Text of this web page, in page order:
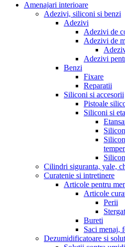
Amenajari interioare
Adezivi, siliconi si benzi
Adezivi
Adezivi de
Adezivi de
Adezivi
Benzi
Fixare
Reparatii
Siliconi si accesorii
Pistoale
Siliconi si
Cilindri siguranta, yale,
Curatenie si intretinere
Articole pentru
Articole
Perii
Bureti
Saci menaj,
Dezumidificatoare si